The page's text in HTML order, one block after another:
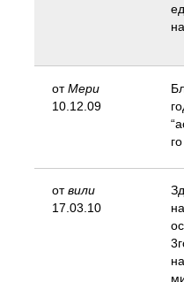
отМери
10.12.09
отвили
17.03.10